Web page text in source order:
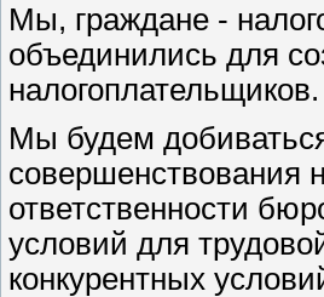
Мы, граждане -
объединились для
налогоплательщиков.
Мы будем
совершенствования
ответственности
условий для
конкурентных